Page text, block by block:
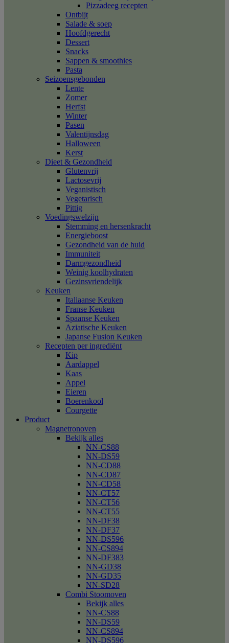
Pizzadeeg recepten
Ontbijt
Salade & soep
Hoofdgerecht
Dessert
Snacks
Sappen & smoothies
Pasta
Seizoensgebonden
Lente
Zomer
Herfst
Winter
Pasen
Valentijnsdag
Halloween
Kerst
Dieet & Gezondheid
Glutenvrij
Lactosevrij
Veganistisch
Vegetarisch
Pittig
Voedingswelzijn
Stemming en hersenkracht
Energieboost
Gezondheid van de huid
Immuniteit
Darmgezondheid
Weinig koolhydraten
Gezinsvriendelijk
Keuken
Italiaanse Keuken
Franse Keuken
Spaanse Keuken
Aziatische Keuken
Japanse Fusion Keuken
Recepten per ingrediënt
Kip
Aardappel
Kaas
Appel
Eieren
Boerenkool
Courgette
Product
Magnetronoven
Bekijk alles
NN-CS88
NN-DS59
NN-CD88
NN-CD87
NN-CD58
NN-CT57
NN-CT56
NN-CT55
NN-DF38
NN-DF37
NN-DS596
NN-CS894
NN-DF383
NN-GD38
NN-GD35
NN-SD28
Combi Stoomoven
Bekijk alles
NN-CS88
NN-DS59
NN-CS894
NN-DS596